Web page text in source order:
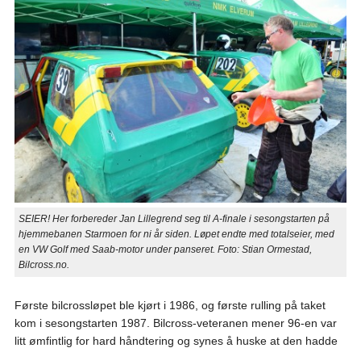
SEIER! Her forbereder Jan Lillegrend seg til A-finale i sesongstarten på
hjemmebanen Starmoen for ni år siden. Løpet endte med totalseier, med
en VW Golf med Saab-motor under panseret. Foto: Stian Ormestad,
Bilcross.no.
Første bilcrossløpet ble kjørt i 1986, og første rulling på taket
kom i sesongstarten 1987. Bilcross-veteranen mener 96-en var
litt ømfintlig for hard håndtering og synes å huske at den hadde